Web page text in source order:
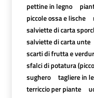
pettine in legno
piccole ossa e lische
salviette di carta
salviette di carta unte
scarti di frutta e
sfalci di potatura
sughero
tagliere in
terriccio per piante